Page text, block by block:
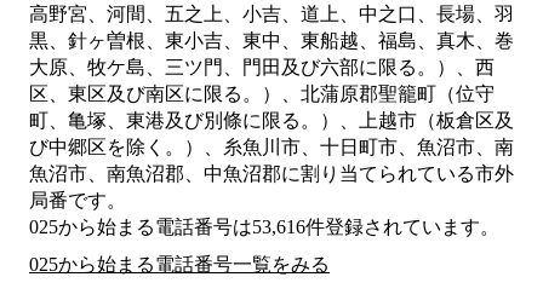
高野宮、河間、五之上、小吉、道上、中之口、長場、羽
黒、針ヶ曽根、東小吉、東中、東船越、福島、真木、巻
大原、牧ケ島、三ツ門、門田及び六部に限る。）、西
区、東区及び南区に限る。）、北蒲原郡聖籠町（位守
町、亀塚、東港及び別條に限る。）、上越市（板倉区及
び中郷区を除く。）、糸魚川市、十日町市、魚沼市、南
魚沼市、南魚沼郡、中魚沼郡に割り当てられている市外
局番です。
025から始まる電話番号は53,616件登録されています。
025から始まる電話番号一覧をみる